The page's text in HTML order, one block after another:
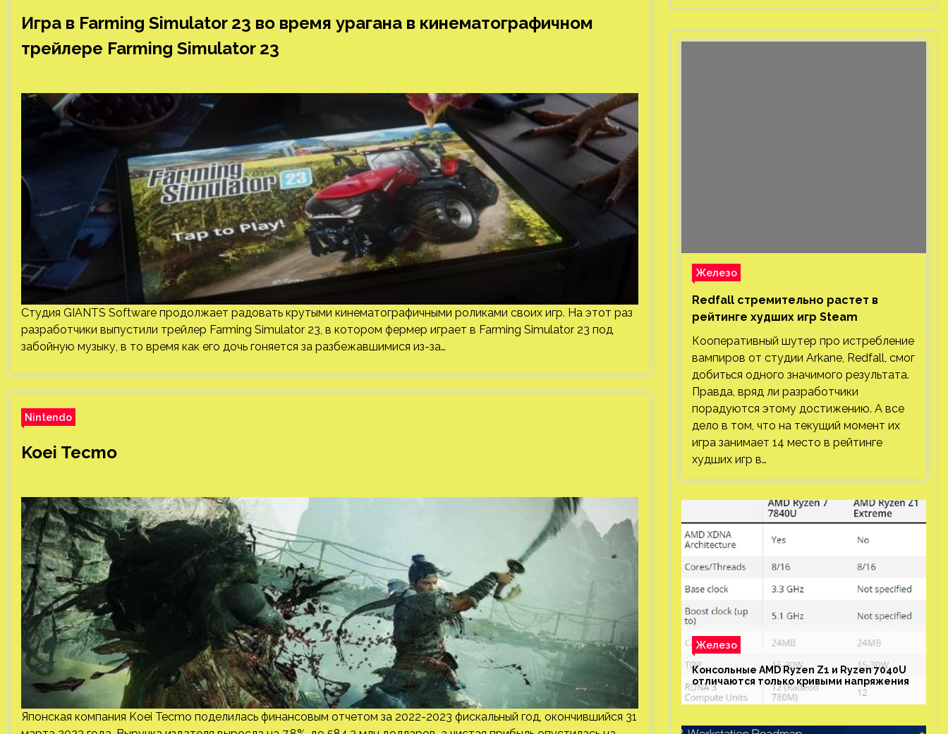
Игра в Farming Simulator 23 во время урагана в кинематографичном
трейлере Farming Simulator 23
Студия GIANTS Software продолжает радовать крутыми кинематографичными роликами своих игр. На этот раз
разработчики выпустили трейлер Farming Simulator 23, в котором фермер играет в Farming Simulator 23 под
забойную музыку, в то время как его дочь гоняется за разбежавшимися из-за…
Nintendo
Koei Tecmo
Японская компания Koei Tecmo поделилась финансовым отчетом за 2022-2023 фискальный год, окончившийся 31
Железо
Redfall стремительно растет в
рейтинге худших игр Steam
Кооперативный шутер про истребление
вампиров от студии Arkane, Redfall, смог
добиться одного значимого результата.
Правда, вряд ли разработчики
порадуются этому достижению. А все
дело в том, что на текущий момент их
игра занимает 14 место в рейтинге
худших игр в…
Железо
Консольные AMD Ryzen Z1 и Ryzen 7040U
отличаются только кривыми напряжения